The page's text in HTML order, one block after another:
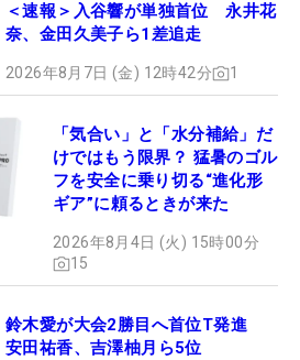
＜速報＞入谷響が単独首位 永井花
奈、金田久美子ら1差追走
2026年8月7日 (金) 12時42分 1
「気合い」と「水分補給」だ
けではもう限界？ 猛暑のゴル
フを安全に乗り切る“進化形
ギア”に頼るときが来た
2026年8月4日 (火) 15時00分
15
鈴木愛が大会2勝目へ首位T発進
安田祐香、吉澤柚月ら5位